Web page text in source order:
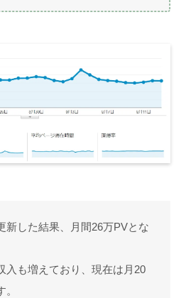
新した結果、月間26万PVとな
入も増えており、現在は月20